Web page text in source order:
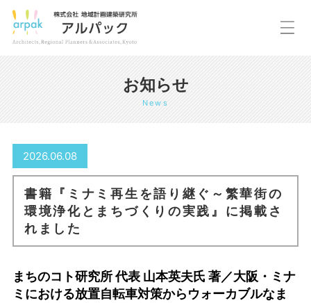
お知らせ
News
2026.06.08
書籍『ミナミ再生を語り継ぐ～繁華街の
環境浄化とまちづくりの実践』に掲載さ
れました
まちのコト研究所 代表 山本英夫氏 著／大阪・ミナ
ミにおける放置自転車対策からウォーカブルなま